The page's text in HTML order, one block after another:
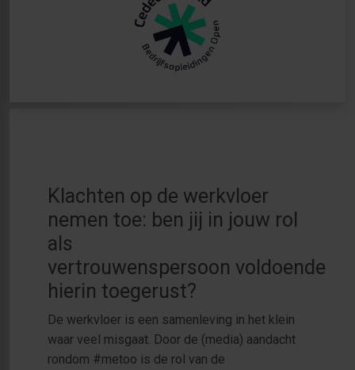
Klachten op de werkvloer
nemen toe: ben jij in jouw rol
als
vertrouwenspersoon voldoende
hierin toegerust?
De werkvloer is een samenleving in het klein
waar veel misgaat. Door de (media) aandacht
rondom #metoo is de rol van de